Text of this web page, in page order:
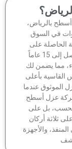
على
اعتمادات الجودة، مع تقديم ضمانات حقيقية تصل إلى 15 عاماً
لك
بأعلى
عندما
أسطح
على
أركان